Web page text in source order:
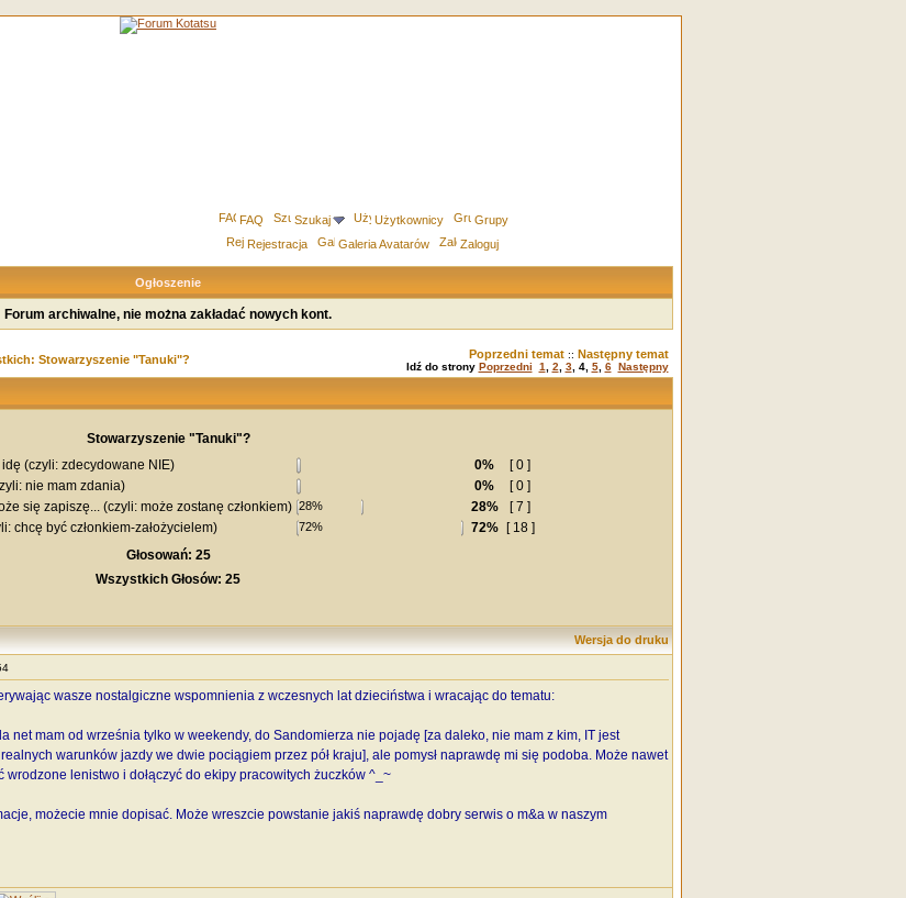
FAQ Szukaj Użytkownicy
Grupy
Rejestracja
Galeria Avatarów Zaloguj
Ogłoszenie
Forum archiwalne, nie można zakładać nowych kont.
Stowarzyszenie "Tanuki"? Poprzedni temat:: Następny temat
Idź do strony Poprzedni 1 2 3, 4, 5, 6 Następny
Stowarzyszenie "Tanuki"?
(czyli: zdecydowane NIE)
0%
[ 0 ]
nie mam zdania)
0%
[ 0 ]
się zapiszę... (czyli: może zostanę członkiem)
28%
[ 7 ]
chcę być członkiem-założycielem)
72%
[ 18 ]
Głosowań: 25
Wszystkich Głosów: 25
Wersja do druku
wasze nostalgiczne wspomnienia z wczesnych lat dzieciństwa i wracając do tematu:
net mam od września tylko w weekendy, do Sandomierza nie pojadę [za daleko, nie mam z kim, IT jest
warunków jazdy we dwie pociągiem przez pół kraju], ale pomysł naprawdę mi się podoba. Może nawet
wrodzone lenistwo i dołączyć do ekipy pracowitych żuczków ^_~
możecie mnie dopisać. Może wreszcie powstanie jakiś naprawdę dobry serwis o m&a w naszym